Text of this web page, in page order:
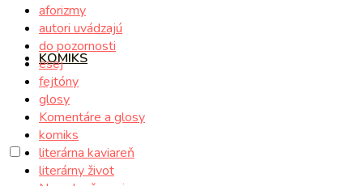
KOMIKS
aforizmy
autori uvádzajú
do pozornosti
esej
fejtóny
glosy
Komentáre a glosy
komiks
literárna kaviareň
literárny život